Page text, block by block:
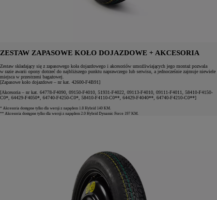
ZESTAW ZAPASOWE KOŁO DOJAZDOWE + AKCESORIA
Zestaw składający się z zapasowego koła dojazdowego i akcesoriów umożliwiających jego montaż pozwala
w razie awarii opony dotrzeć do najbliższego punktu naprawczego lub serwisu, a jednocześnie zajmuje niewiele
miejsca w przestrzeni bagażowej.
[Zapasowe koło dojazdowe – nr kat. 42600-F4B91]
[Akcesoria – nr kat. 64778-F4090, 09150-F4010, 51931-F4022, 09113-F4010, 09111-F4011, 58410-F4150-
C0*, 64429-F4050*, 64740-F4250-C0*, 58410-F4110-C0**, 64429-F4040**, 64740-F4210-C0**]
* Akcesoria dostępne tylko dla wersji z napędem 1.8 Hybrid 140 KM.
** Akcesoria dostępne tylko dla wersji z napędem 2.0 Hybrid Dynamic Force 197 KM.